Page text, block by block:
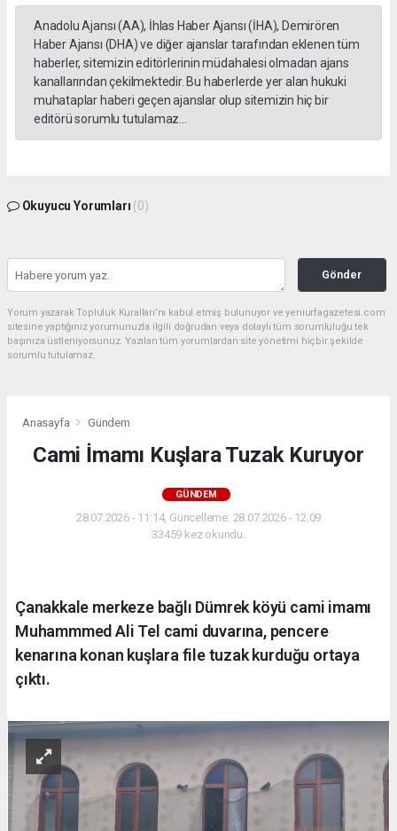
Anadolu Ajansı (AA), İhlas Haber Ajansı (İHA), Demirören
Haber Ajansı (DHA) ve diğer ajanslar tarafından eklenen tüm
haberler, sitemizin editörlerinin müdahalesi olmadan ajans
kanallarından çekilmektedir. Bu haberlerde yer alan hukuki
muhataplar haberi geçen ajanslar olup sitemizin hiç bir
editörü sorumlu tutulamaz...
Okuyucu Yorumları (0)
Gönder
Yorum yazarak Topluluk Kuralları’nı kabul etmiş bulunuyor ve yeniurfagazetesi.com
sitesine yaptığınız yorumunuzla ilgili doğrudan veya dolaylı tüm sorumluluğu tek
başınıza üstleniyorsunuz. Yazılan tüm yorumlardan site yönetimi hiçbir şekilde
sorumlu tutulamaz.
Anasayfa Gündem
Cami İmamı Kuşlara Tuzak Kuruyor
GÜNDEM
28.07.2026 - 11:14, Güncelleme: 28.07.2026 - 12:09
33459 kez okundu.
Çanakkale merkeze bağlı Dümrek köyü cami imamı
Muhammmed Ali Tel cami duvarına, pencere
kenarına konan kuşlara file tuzak kurduğu ortaya
çıktı.